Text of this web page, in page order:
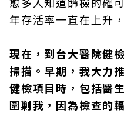
年存活率一直在上升
現在，到台大醫院健
掃描。早期，我大力
健檢項目時，包括醫
圍剿我，因為檢查的